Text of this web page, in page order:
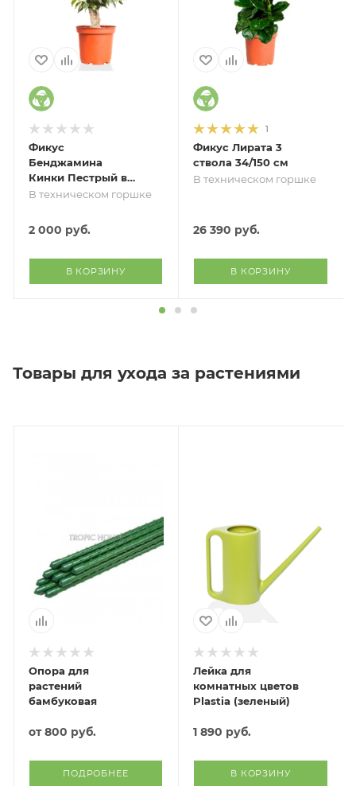
Фикус
Бенджамина
Кинки Пестрый в
джуте 12/30 см
В техническом горшке
2 000 руб.
В КОРЗИНУ
1
Фикус Лирата 3
ствола 34/150 см
В техническом горшке
26 390 руб.
В КОРЗИНУ
Товары для ухода за растениями
Опора для
растений
бамбуковая
от800 руб.
ПОДРОБНЕЕ
Лейка для
комнатных цветов
Plastia (зеленый)
1 890 руб.
В КОРЗИНУ